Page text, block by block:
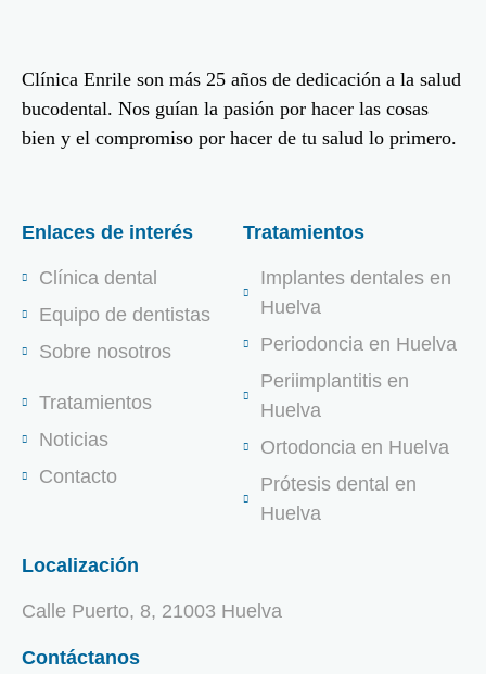
Clínica Enrile son más 25 años de dedicación a la salud
bucodental. Nos guían la pasión por hacer las cosas
bien y el compromiso por hacer de tu salud lo primero.
Enlaces de interés
Clínica dental
Equipo de dentistas
Sobre nosotros
Tratamientos
Noticias
Contacto
Tratamientos
Implantes dentales en
Huelva
Periodoncia en Huelva
Periimplantitis en
Huelva
Ortodoncia en Huelva
Prótesis dental en
Huelva
Localización
Calle Puerto, 8, 21003 Huelva
Contáctanos